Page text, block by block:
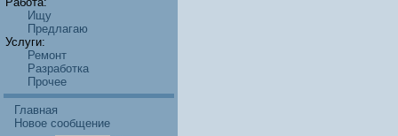
Ищу
Предлагаю
Услуги:
Ремонт
Разработка
Прочее
Главная
Новое сообщение